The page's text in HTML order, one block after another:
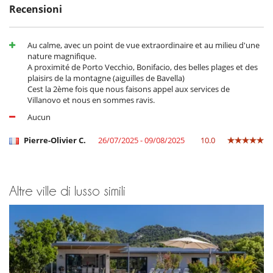
horse riding...
Tapparella per piscina
All'esterno
Doccia esterna
Giardino
Parcheggio
Plancha
Posti per cenare a cielo aperto
Sedie lunge vicino alla piscina
Spazio cena sulla terrazza
Accesso internet (wifi)
Piscina calda
Sistema di sicurezza per piscine
Tivù
Elettrodomestici
Recensioni
Au calme, avec un point de vue extraordinaire et au milieu d'une
nature magnifique.
A proximité de Porto Vecchio, Bonifacio, des belles plages et des
plaisirs de la montagne (aiguilles de Bavella)
Cest la 2ème fois que nous faisons appel aux services de
Villanovo et nous en sommes ravis.
Aucun
Pierre-Olivier C. 26/07/2025 - 09/08/2025 10.0
Altre ville di lusso simili